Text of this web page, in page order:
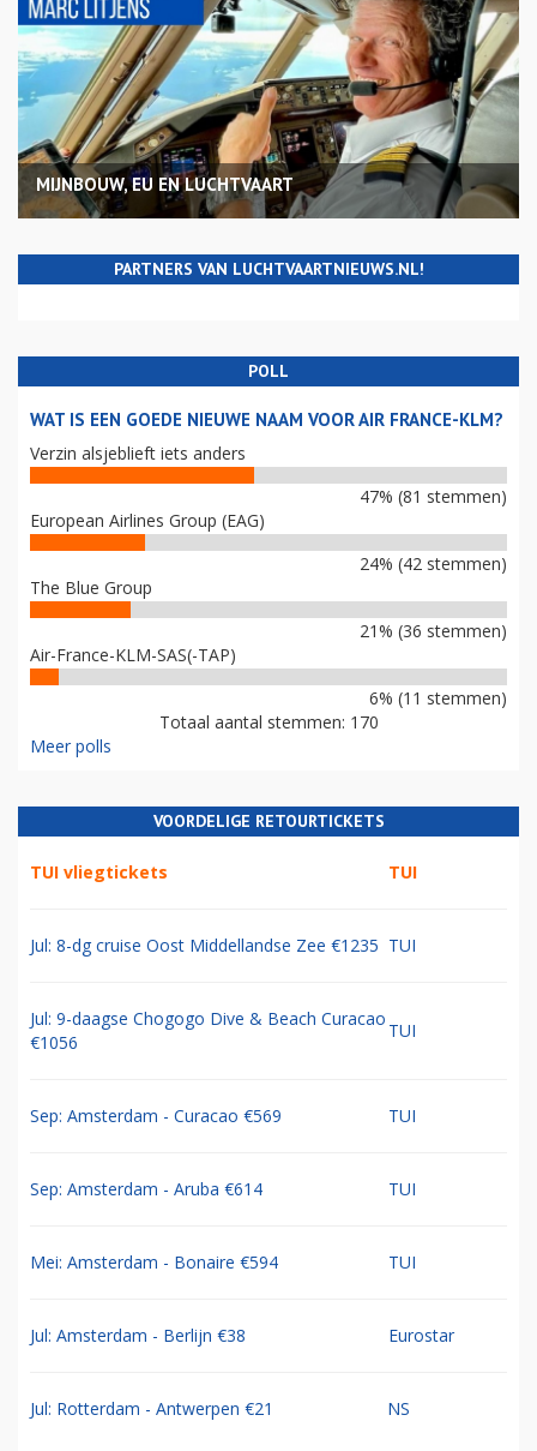
MIJNBOUW, EU EN LUCHTVAART
PARTNERS VAN LUCHTVAARTNIEUWS.NL!
POLL
WAT IS EEN GOEDE NIEUWE NAAM VOOR AIR FRANCE-KLM?
Verzin alsjeblieft iets anders
47% (81 stemmen)
European Airlines Group (EAG)
24% (42 stemmen)
The Blue Group
21% (36 stemmen)
Air-France-KLM-SAS(-TAP)
6% (11 stemmen)
Totaal aantal stemmen: 170
Meer polls
VOORDELIGE RETOURTICKETS
TUI vliegtickets TUI
Jul: 8-dg cruise Oost Middellandse Zee €1235 TUI
Jul: 9-daagse Chogogo Dive & Beach Curacao
€1056
TUI
Sep: Amsterdam - Curacao €569 TUI
Sep: Amsterdam - Aruba €614 TUI
Mei: Amsterdam - Bonaire €594 TUI
Jul: Amsterdam - Berlijn €38 Eurostar
Jul: Rotterdam - Antwerpen €21 NS